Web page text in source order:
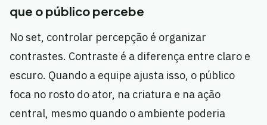
que o público percebe
No set, controlar percepção é organizar
contrastes. Contraste é a diferença entre claro e
escuro. Quando a equipe ajusta isso, o público
foca no rosto do ator, na criatura e na ação
central, mesmo quando o ambiente poderia